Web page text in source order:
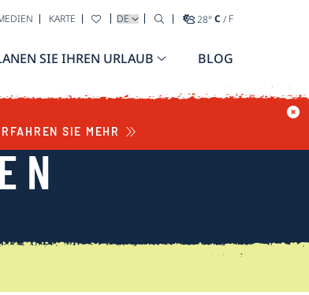
KARTE WÄHLEN SIE IHRE SPRACHE AUS
28°C / F
SIE IHREN URLAUB BLOG
SIE MEHR